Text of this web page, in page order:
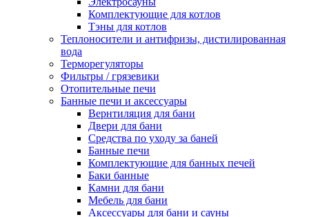
Комплектующие для котлов
Тэны для котлов
Теплоносители и антифризы, дистилированная
вода
Терморегуляторы
Фильтры / грязевики
Отопительные печи
Банные печи и аксессуары
Вернтиляция для бани
Двери для бани
Средства по уходу за баней
Банные печи
Комплектующие для банных печей
Баки банные
Камни для бани
Мебель для бани
Аксессуары для бани и сауны